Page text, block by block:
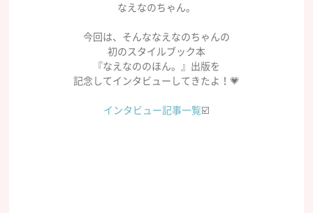
なえなのちゃん。
今回は、そんななえなのちゃんの
初のスタイルブック本
『なえなののほん。』出版を
記念してインタビューしてきたよ！💗
インタビュー記事一覧☑️